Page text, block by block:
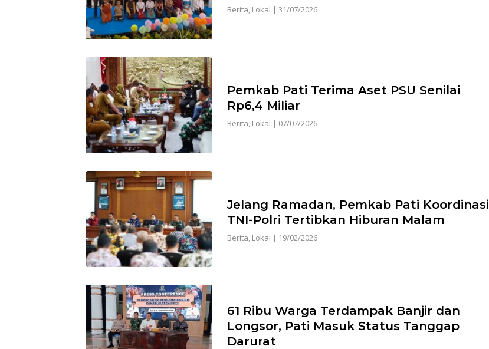
Berita, Lokal | 31/07/2026
Pemkab Pati Terima Aset PSU Senilai
Rp6,4 Miliar
Berita, Lokal | 07/07/2026
Jelang Ramadan, Pemkab Pati Koordinasi
TNI-Polri Tertibkan Hiburan Malam
Berita Lokal | 19/02/2026
61 Ribu Warga Terdampak Banjir dan
Longsor, Pati Masuk Status Tanggap
Darurat